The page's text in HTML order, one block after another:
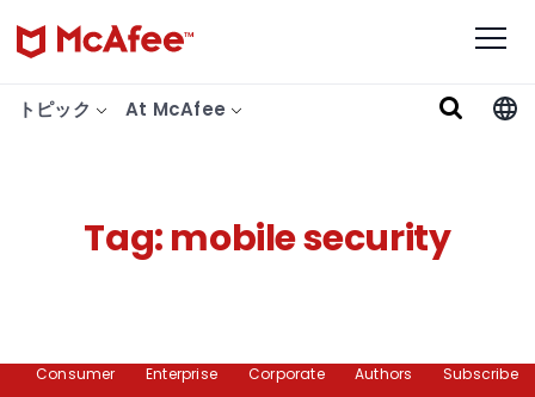
トピック At McAfee
Tag:mobile security
Consumer Enterprise Corporate Authors
Subscribe